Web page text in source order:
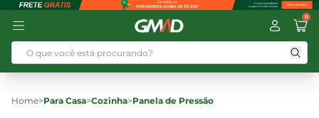
0
Home>Para Casa>Cozinha>Panela de Pressão